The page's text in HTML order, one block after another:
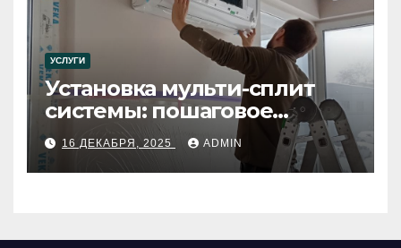
УСЛУГИ
Установка мульти-сплит
системы: пошаговое
руководство
16 ДЕКАБРЯ, 2025 ADMIN